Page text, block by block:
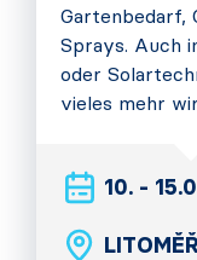
Gartenbedarf,
Sprays. Auch
oder
vieles mehr
10. -